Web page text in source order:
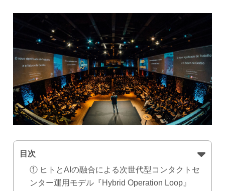
目次
① ヒトとAIの融合による次世代型コンタクトセ
ンター運用モデル『Hybrid Operation Loop』